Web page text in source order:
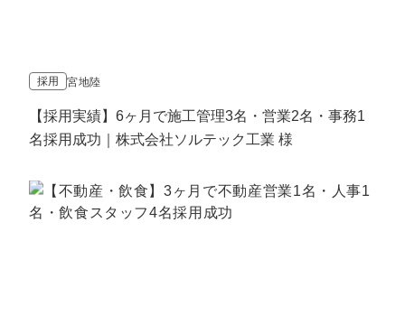
採用 宮地陸
【採用実績】6ヶ月で施工管理3名・営業2名・事務1
名採用成功｜株式会社ソルテック工業 様